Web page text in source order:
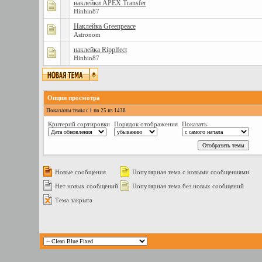
наклейки APEX Transfer
Hinhin87
Наклейка Greenpeace
Astronom
наклейка Ripplfect
Hinhin87
Опции просмотра
Показаны темы с 1 по 25 из 1438
Критерий сортировки Порядок отображения Показать
Новые сообщения
Популярная тема с новыми сообщениями
Нет новых сообщений
Популярная тема без новых сообщений
Тема закрыта